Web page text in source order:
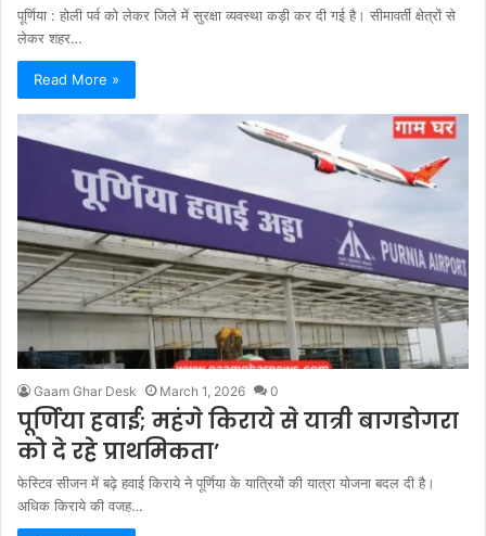
पूर्णिया : होली पर्व को लेकर जिले में सुरक्षा व्यवस्था कड़ी कर दी गई है। सीमावर्ती क्षेत्रों से
लेकर शहर…
Read More »
Gaam Ghar Desk March 1, 2026 0
पूर्णिया हवाई; महंगे किराये से यात्री बागडोगरा
को दे रहे प्राथमिकता’
फेस्टिव सीजन में बढ़े हवाई किराये ने पूर्णिया के यात्रियों की यात्रा योजना बदल दी है।
अधिक किराये की वजह…